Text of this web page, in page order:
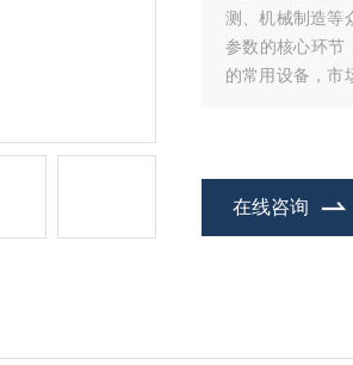
测、机械制造等
参数的核心环节
的常用设备，市
在线咨询